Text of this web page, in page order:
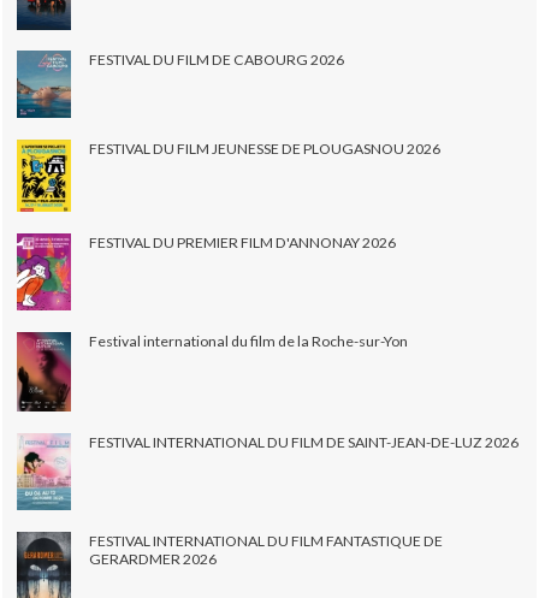
FESTIVAL DU FILM DE CABOURG 2026
FESTIVAL DU FILM JEUNESSE DE PLOUGASNOU 2026
FESTIVAL DU PREMIER FILM D'ANNONAY 2026
Festival international du film de la Roche-sur-Yon
FESTIVAL INTERNATIONAL DU FILM DE SAINT-JEAN-DE-LUZ 2026
FESTIVAL INTERNATIONAL DU FILM FANTASTIQUE DE
GERARDMER 2026